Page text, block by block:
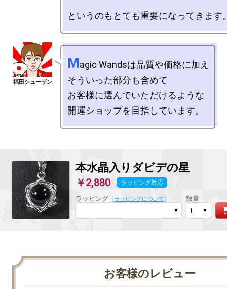
Magic Wandsは品質や価格に加え
そういった部分も含めて
お客様に選んでいただけるような
本水晶入りダビデの星
￥2,880 ラッピング対応
ラッピング （ ラッピングについて ） 数量
お客様のレビュー